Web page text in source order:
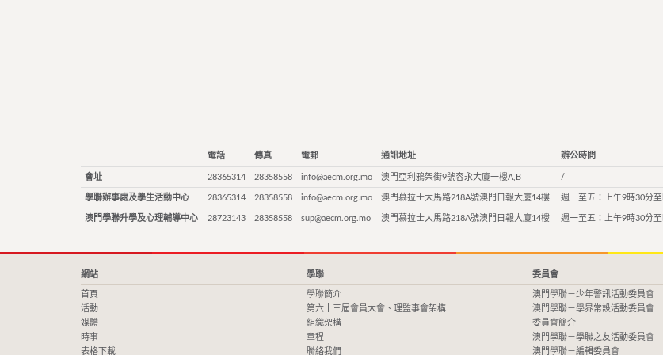
電話 傳真 電郵 通訊地址 辦公時間
會址 28365314 28358558 info@aecm.org.mo 澳門亞利鴉架街9號容永大廈一樓A,B /
學聯辦事處及學生活動中心 28365314 28358558 info@aecm.org.mo 澳門慕拉士大馬路218A號澳門日報大廈14樓 週一至五：上午9時30分
澳門學聯升學及心理輔導中心 28723143 28358558 sup@aecm.org.mo 澳門慕拉士大馬路218A號澳門日報大廈14樓 週一至五：上午9時30分
網站
首頁
活動
媒體
時事
表格下載
學聯
學聯簡介
第六十三屆會員大會、理監事會架構
組織架構
章程
聯絡我們
委員會
澳門學聯－少年警訊活動委員會
澳門學聯－學界常設活動委員會
委員會簡介
澳門學聯－學聯之友活動委員會
澳門學聯－編輯委員會